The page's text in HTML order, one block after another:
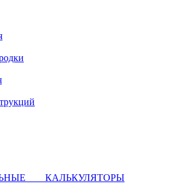
КАЛЬКУЛЯТОРЫ